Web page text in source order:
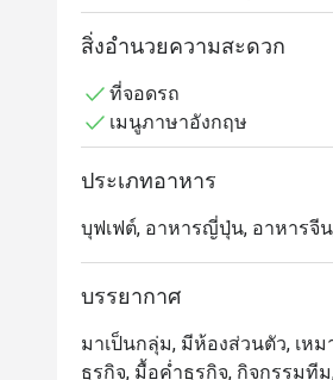
ทั้งอาหารนานาชาติและอาห
มื้ออาหารในชีวิตประจำวันหรื
สิ่งอำนวยความสะดวก
ที่จอดรถ
เมนูภาษาอังกฤษ
ประเภทอาหาร
บุฟเฟต์, อาหารญี่ปุ่น, อาหารจี
บรรยากาศ
มาเป็นกลุ่ม, มีห้องส่วนตัว, เห
ธุรกิจ, มื้อค่ำธุรกิจ, กิจกรรมที